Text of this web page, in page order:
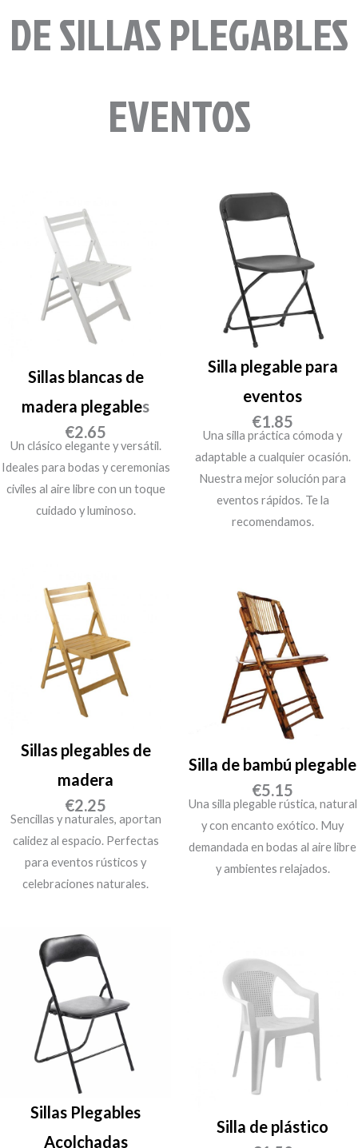
DE SILLAS PLEGABLES
EVENTOS
Sillas blancas de
madera plegables
€2.65
Un clásico elegante y versátil.
Ideales para bodas y ceremonias
civiles al aire libre con un toque
cuidado y luminoso.
Silla plegable para
eventos
€1.85
Una silla práctica cómoda y
adaptable a cualquier ocasión.
Nuestra mejor solución para
eventos rápidos. Te la
recomendamos.
Sillas plegables de
madera
€2.25
Sencillas y naturales, aportan
calidez al espacio. Perfectas
para eventos rústicos y
celebraciones naturales.
Silla de bambú plegable
€5.15
Una silla plegable rústica, natural
y con encanto exótico. Muy
demandada en bodas al aire libre
y ambientes relajados.
Sillas Plegables
Acolchadas
Silla de plástico